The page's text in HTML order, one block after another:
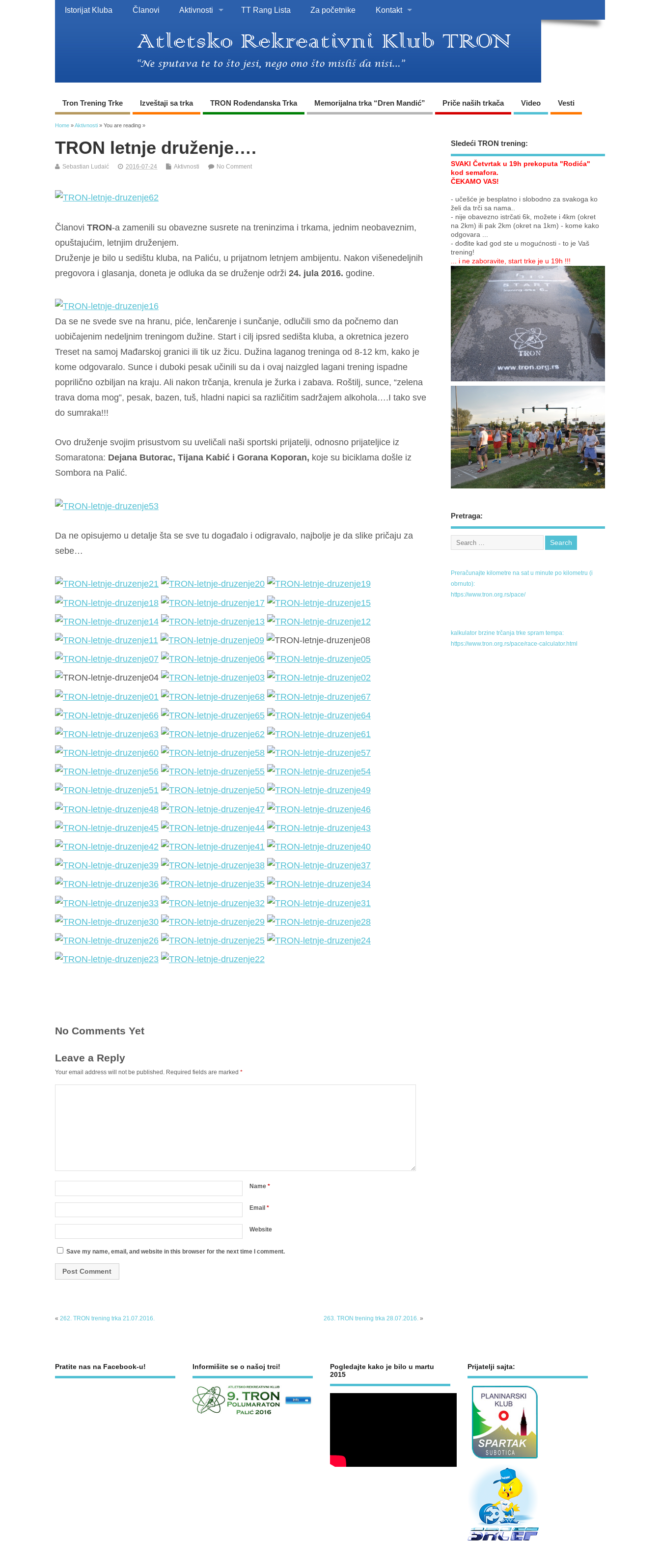
Istorijat Kluba Članovi Aktivnosti TT Rang Lista Za početnike Kontakt
Tron Trening Trke Izveštaji sa trka TRON Rođendanska Trka Memorijalna trka “Dren Mandić” Priče naših trkača Video Vesti
Home »Aktivnosti » You are reading »
TRON letnje druženje….
Sebastian Ludaić 2016-07-24 Aktivnosti No Comment
Članovi TRON-a zamenili su obavezne susrete na treninzima i trkama, jednim neobaveznim,
opuštajućim, letnjim druženjem.
Druženje je bilo u sedištu kluba, na Paliću, u prijatnom letnjem ambijentu. Nakon višenedeljnih
pregovora i glasanja, doneta je odluka da se druženje održi 24. jula 2016. godine.
Da se ne svede sve na hranu, piće, lenčarenje i sunčanje, odlučili smo da počnemo dan
uobičajenim nedeljnim treningom dužine. Start i cilj ipsred sedišta kluba, a okretnica jezero
Treset na samoj Mađarskoj granici ili tik uz žicu. Dužina laganog treninga od 8-12 km, kako je
kome odgovaralo. Sunce i duboki pesak učinili su da i ovaj naizgled lagani trening ispadne
poprilično ozbiljan na kraju. Ali nakon trčanja, krenula je žurka i zabava. Roštilj, sunce, “zelena
trava doma mog”, pesak, bazen, tuš, hladni napici sa različitim sadržajem alkohola….I tako sve
do sumraka!!!
Ovo druženje svojim prisustvom su uveličali naši sportski prijatelji, odnosno prijateljice iz
Somaratona: Dejana Butorac, Tijana Kabić i Gorana Koporan, koje su biciklama došle iz
Sombora na Palić.
Da ne opisujemo u detalje šta se sve tu događalo i odigravalo, najbolje je da slike pričaju za
sebe…
No Comments Yet
Leave a Reply
Your email address will not be published. Required fields are marked *
Name *
Email *
Website
Save my name, email, and website in this browser for the next time I comment.
« 262. TRON trening trka 21.07.2016. 263. TRON trening trka 28.07.2016. »
Sledeći TRON trening:
SVAKI Četvrtak u 19h prekoputa "Rodića"
kod semafora.
ČEKAMO VAS!
- učešće je besplatno i slobodno za svakoga ko
želi da trči sa nama..
- nije obavezno istrčati 6k, možete i 4km (okret
na 2km) ili pak 2km (okret na 1km) - kome kako
odgovara ...
- dođite kad god ste u mogućnosti - to je Vaš
trening!
... i ne zaboravite, start trke je u 19h !!!
Pretraga:
Preračunajte kilometre na sat u minute po kilometru (i
obrnuto):
https://www.tron.org.rs/pace/
kalkulator brzine trčanja trke spram tempa:
https://www.tron.org.rs/pace/race-calculator.html
Pratite nas na Facebook-u! Informišite se o našoj trci!
Pogledajte kako je bilo u martu
2015
Prijatelji sajta: